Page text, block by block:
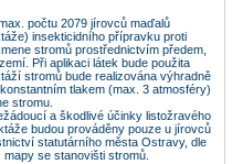
počtu 2079 jírovců maďalů
insekticidního přípravku proti
stromů prostřednictvím předem,
Při aplikaci látek bude použita
stromů bude realizována výhradně
tlakem (max. 3 atmosféry)
stromu.
a škodlivé účinky listožravého
budou prováděny pouze u jírovců
statutárního města Ostravy, dle
se stanovišti stromů.